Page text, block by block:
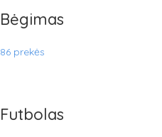
Bėgimas
86 prekės
Futbolas